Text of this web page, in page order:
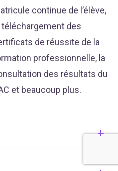
continue de l’élève,
téléchargement des
de réussite de la
professionnelle, la
des résultats du
et beaucoup plus.